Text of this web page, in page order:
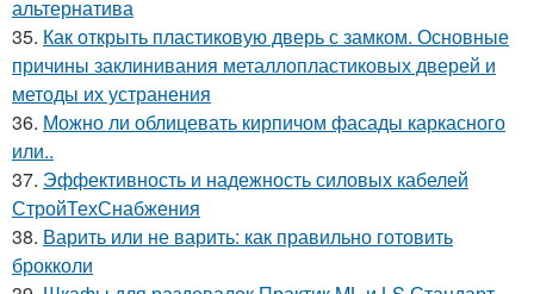
альтернатива
35. Как открыть пластиковую дверь с замком. Основные
причины заклинивания металлопластиковых дверей и
методы их устранения
36. Можно ли облицевать кирпичом фасады каркасного
или..
37. Эффективность и надежность силовых кабелей
СтройТехСнабжения
38. Варить или не варить: как правильно готовить
брокколи